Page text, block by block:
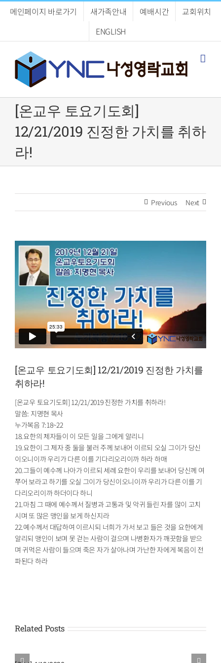
메인페이지 바로가기 새가족안내 예배시간
교회위치
ENGLISH
[온교우 토요기도회]
12/21/2019 진정한 가치를 취하
라!
Previous Next
[온교우 토요기도회] 12/21/2019 진정한 가치를
취하라!
[온교우 토요기도회] 12/21/2019 진정한 가치를 취하라!
말씀: 지명현 목사
누가복음 7:18~22
18.요한의 제자들이 이 모든 일을 그에게 알리니
19.요한이 그 제자 중 둘을 불러 주께 보내어 이르되 오실 그이가 당신
이오니이까 우리가 다른 이를 기다리오리이까 하라 하매
20.그들이 예수께 나아가 이르되 세례 요한이 우리를 보내어 당신께 여
쭈어 보라고 하기를 오실 그이가 당신이오니이까 우리가 다른 이를 기
다리오리이까 하더이다 하니
21.마침 그 때에 예수께서 질병과 고통과 및 악귀 들린 자를 많이 고치
시며 또 많은 맹인을 보게 하신지라
22.예수께서 대답하여 이르시되 너희가 가서 보고 들은 것을 요한에게
알리되 맹인이 보며 못 걷는 사람이 걸으며 나병환자가 깨끗함을 받으
며 귀먹은 사람이 들으며 죽은 자가 살아나며 가난한 자에게 복음이 전
파된다 하라
Related Posts